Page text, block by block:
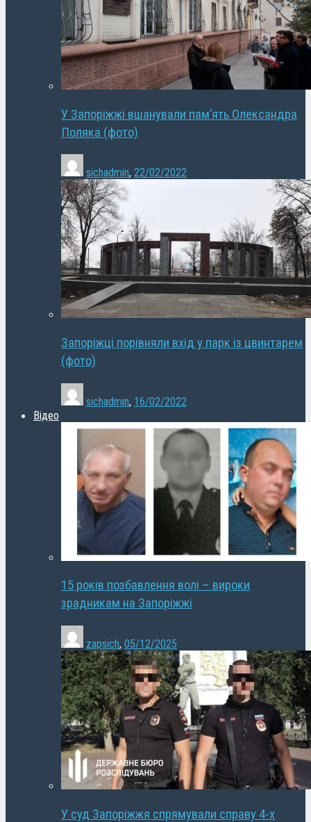
У Запоріжжі вшанували пам’ять Олександра
Поляка (фото)
sichadmin, 22/02/2022
Запоріжці порівняли вхід у парк із цвинтарем
(фото)
sichadmin, 16/02/2022
Відео
15 років позбавлення волі – вироки
зрадникам на Запоріжжі
zapsich, 05/12/2025
У суд Запоріжжя спрямували справу 4-х